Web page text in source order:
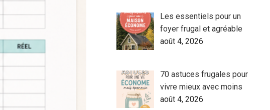
Les essentiels pour un
foyer frugal et agréable
août 4, 2026
70 astuces frugales pour
vivre mieux avec moins
août 4, 2026